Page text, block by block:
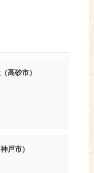
高砂市）
戸市）